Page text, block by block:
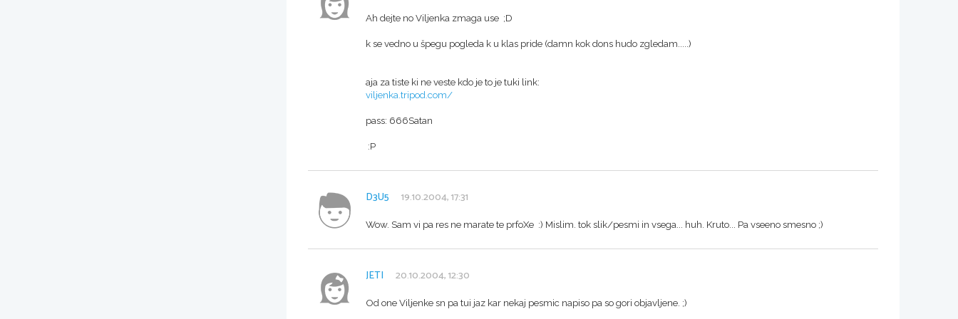
Ah dejte no Viljenka zmaga use ;D
k se vedno u špegu pogleda k u klas pride (damn kok dons hudo zgledam.....)
aja za tiste ki ne veste kdo je to je tuki link:
viljenka.tripod.com/
pass: 666Satan
:P
D3U5 19.10.2004, 17:31
Wow. Sam vi pa res ne marate te prfoXe :) Mislim. tok slik/pesmi in vsega... huh. Kruto... Pa vseeno smesno ;)
JETI 20.10.2004, 12:30
Od one Viljenke sn pa tui jaz kar nekaj pesmic napiso pa so gori objavljene. ;)